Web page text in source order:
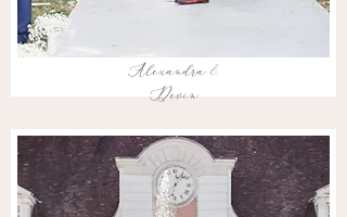
Alexandra &
Devin